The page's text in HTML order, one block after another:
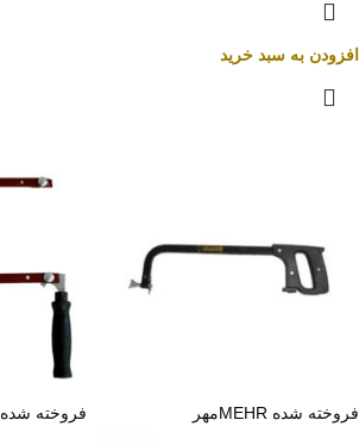
افزودن به سبد خرید
فروخته شده MEHRمهر فروخته شده